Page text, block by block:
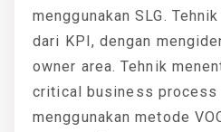
menggunakan SLG.
dari KPI, dengan
owner area. Tehnik
critical business process
menggunakan metode